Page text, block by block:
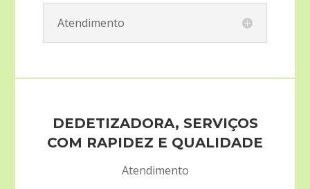
Atendimento
DEDETIZADORA, SERVIÇOS
COM RAPIDEZ E QUALIDADE
Atendimento